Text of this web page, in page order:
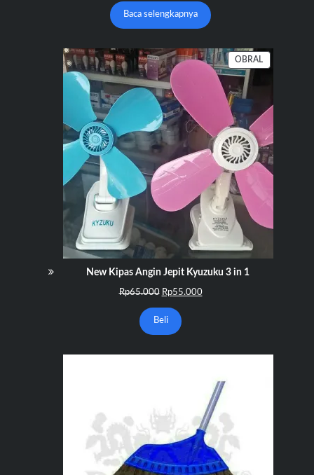
Baca selengkapnya
OBRAL
DENGAN
New Kipas Angin Jepit Kyuzuku 3 in 1
Rp65.000 Harga
adalah:
Rp65.000.
Rp55.000Harga
Beli